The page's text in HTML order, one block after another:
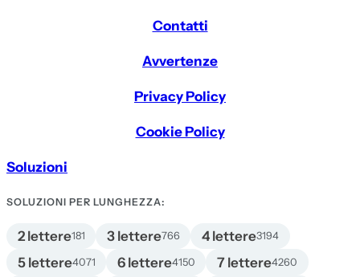
Contatti
Avvertenze
Privacy Policy
Cookie Policy
Soluzioni
SOLUZIONI PER LUNGHEZZA:
2 lettere181 3 lettere766 4 lettere3194
5 lettere4071 6 lettere4150 7 lettere4260